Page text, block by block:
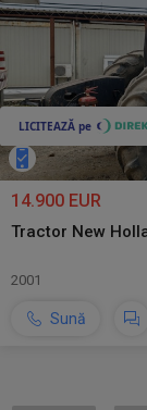
14.900 EUR
Tractor New
2001
Sună